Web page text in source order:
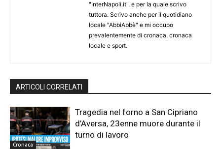
"InterNapoli.it", e per la quale scrivo
tuttora. Scrivo anche per il quotidiano
locale "AbbiAbbè" e mi occupo
prevalentemente di cronaca, cronaca
locale e sport.
ARTICOLI CORRELATI
Cronaca
Tragedia nel forno a San Cipriano
d’Aversa, 23enne muore durante il
turno di lavoro